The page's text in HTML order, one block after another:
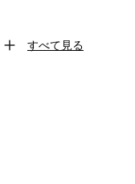
すべて見る